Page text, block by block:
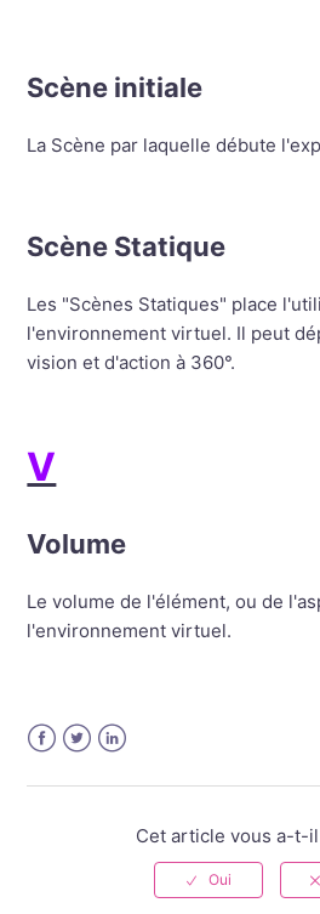
Scène initiale
La Scène par laquelle débute
Scène Statique
Les "Scènes Statiques" place
l'environnement virtuel. Il peut
vision et d'action à 360°.
V
Volume
Le volume de l'élément, ou de
l'environnement virtuel.
Cet article vous a-t-